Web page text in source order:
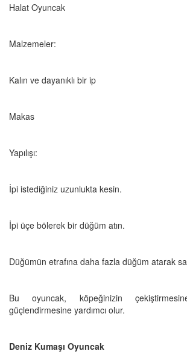
Halat Oyuncak
Malzemeler:
Kalın ve dayanıklı bir ip
Makas
Yapılışı:
İpi istediğiniz uzunlukta kesin.
İpi üçe bölerek bir düğüm atın.
Düğümün etrafına daha fazla düğüm atarak
Bu oyuncak, köpeğinizin
güçlendirmesine yardımcı olur.
Deniz Kumaşı Oyuncak